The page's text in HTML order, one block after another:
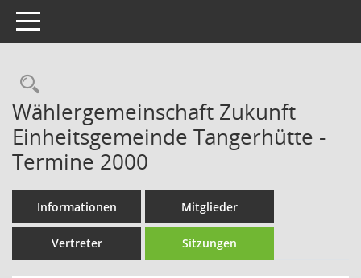
Toggle navigation
Rechercheauswahl
Wählergemeinschaft Zukunft
Einheitsgemeinde Tangerhütte -
Termine 2000
Informationen Mitglieder
Vertreter Sitzungen